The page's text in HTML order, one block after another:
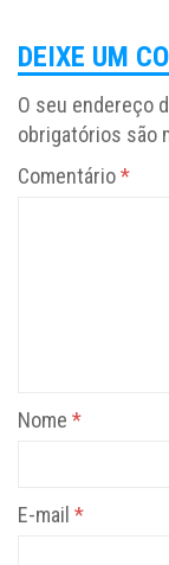
DEIXE UM
O seu endereço
obrigatórios são
Comentário*
Nome *
E-mail *